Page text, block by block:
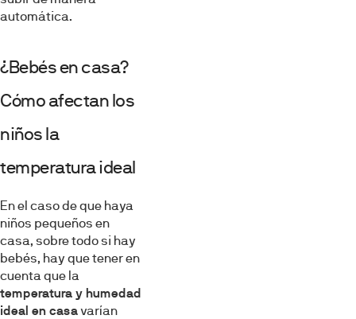
automática.
¿Bebés en casa?
Cómo afectan los
niños la
temperatura ideal
En el caso de que haya
niños pequeños en
casa, sobre todo si hay
bebés, hay que tener en
cuenta que la
temperatura y humedad
ideal en casavarían